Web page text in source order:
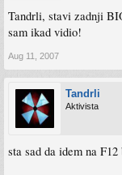
Tandrli, stavi zadnji
sam ikad vidio!
Aug 11, 2007
Tandrli
Aktivista
sta sad da idem na F12